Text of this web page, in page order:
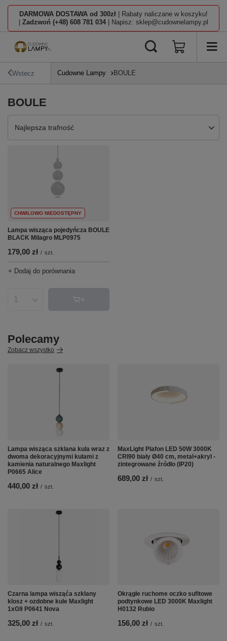
DARMOWA DOSTAWA od 300zł | Rabaty naliczane w koszyku!
Zadzwoń (+48) 608 781 034 | Napisz: sklep@cudownelampy.pl
Wstecz Cudowne Lampy BOULE
BOULE
Zmień sortowanie
Najlepsza trafność
CHWILOWO NIEDOSTĘPNY
Lampa wisząca pojedyńcza BOULE
BLACK Milagro MLP0975
179,00 zł / szt.
+ Dodaj do porównania
Ilość produktów
Polecamy
Zobacz wszystko
Lampa wisząca szklana kula wraz z
dwoma dekoracyjnymi kulami z
kamienia naturalnego Maxlight
P0665 Alice
440,00 zł / szt.
MaxLight Plafon LED 50W 3000K
CRI90 biały Ø40 cm, metal+akryl -
zintegrowane źródło (IP20)
689,00 zł / szt.
Czarna lampa wisząća szklany
klosz + ozdobne kule Maxlight
1xG9 P0641 Nova
325,00 zł / szt.
Okrągłe ruchome oczko sufitowe
podtynkowe LED 3000K Maxlight
H0132 Rubio
156,00 zł / szt.